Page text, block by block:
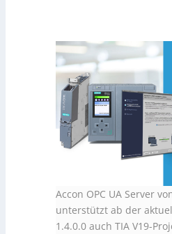
Accon OPC UA Server
unterstützt ab der
1.4.0.0 auch TIA V19-